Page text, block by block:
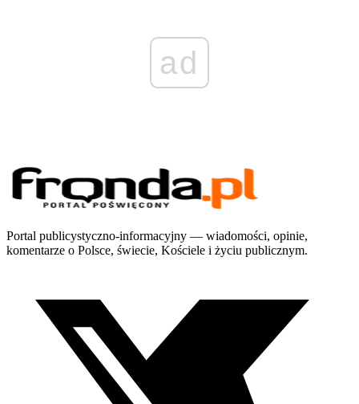
ad
Portal publicystyczno-informacyjny — wiadomości, opinie,
komentarze o Polsce, świecie, Kościele i życiu publicznym.